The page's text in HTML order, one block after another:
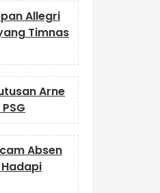
Allegri
Timnas
Arne
Absen